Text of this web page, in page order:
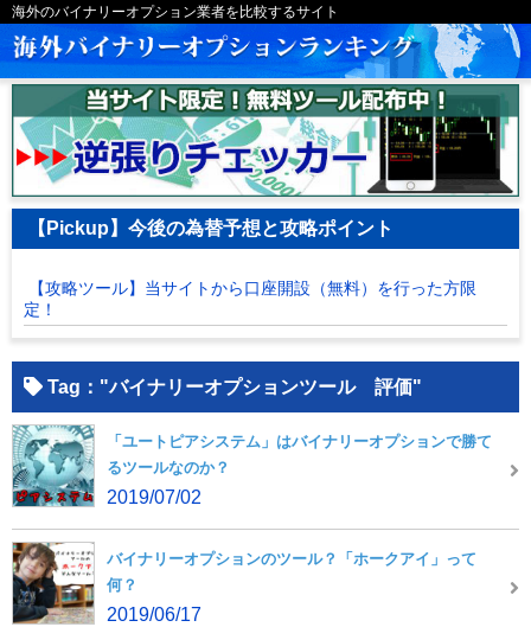
海外のバイナリーオプション業者を比較するサイト
【Pickup】今後の為替予想と攻略ポイント
【攻略ツール】当サイトから口座開設（無料）を行った方限
定！
Tag："バイナリーオプションツール 評価"
「ユートピアシステム」はバイナリーオプションで勝て
るツールなのか？
2019/07/02
バイナリーオプションのツール？「ホークアイ」って
何？
2019/06/17